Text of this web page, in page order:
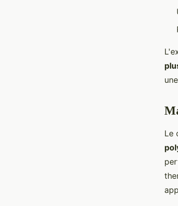
Le